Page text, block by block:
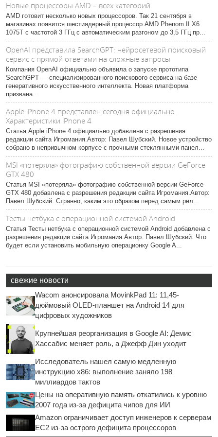
Новые процессоры AMD – всех категорий
AMD готовит несколько новых процессоров. Так 21 сентября в
магазинах появится шестиядерный процессор AMD Phenom II X6
1075T с частотой 3 ГГц с автоматическим разгоном до 3,5 ГГц пр...
OpenAI представила SearchGPT: нейросетевой поисковый
сервис с прямой ответами на сложные запросы
Компания OpenAI официально объявила о запуске прототипа
SearchGPT — специализированного поискового сервиса на базе
генеративного искусственного интеллекта. Новая платформа
призвана...
Apple iPhone 4 представлен сегодня официально.
Характеристики iPhone 4
Статья Apple iPhone 4 официально добавлена с разрешения
редакции сайта Игромания.Автор: Павел Шубский. Новое устройство
собрано в непривычном корпусе с прочными стеклянными панел...
MSI «потеряла» фотографию собственной версии GeForce
GTX 480
Статья MSI «потеряла» фотографию собственной версии GeForce
GTX 480 добавлена с разрешения редакции сайта Игромания.Автор:
Павел Шубский. Странно, каким это образом перед самым рел...
Тесты нетбука с операционной системой Android
Статья Тесты нетбука с операционной системой Android добавлена с
разрешения редакции сайта Игромания.Автор: Павел Шубский. Что
будет если установить мобильную операционку Google A...
свежие новости
Wacom анонсировала MovinkPad 11: 11,45-
дюймовый OLED-планшет на Android 14 для
цифровых художников
Крупнейшая реорганизация в Google AI: Демис
Хассабис меняет роль, а Джефф Дин уходит
Исследователь нашел самую медленную
инструкцию x86: выполнение заняло 198
миллиардов тактов
Цены на оперативную память откатились к уровню
2007 года из-за дефицита чипов для ИИ
Amazon ограничивает доступ инженеров к серверам
EC2 из-за острого дефицита процессоров